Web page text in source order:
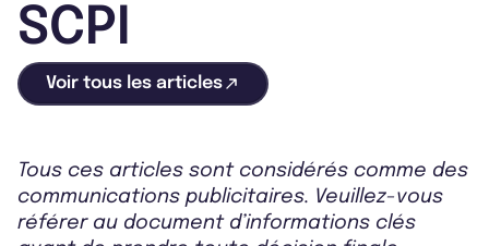
SCPI
Voir tous les articles
Tous ces articles sont considérés comme des
communications publicitaires. Veuillez-vous
référer au document d’informations clés